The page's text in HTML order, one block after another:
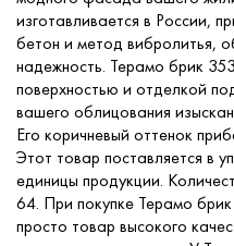
изготавливается в России,
бетон и метод вибролитья,
надежность. Терамо брик
поверхностью и отделкой
вашего облицования
Его коричневый оттенок
Этот товар поставляется в
единицы продукции.
64. При покупке Терамо
просто товар высокого